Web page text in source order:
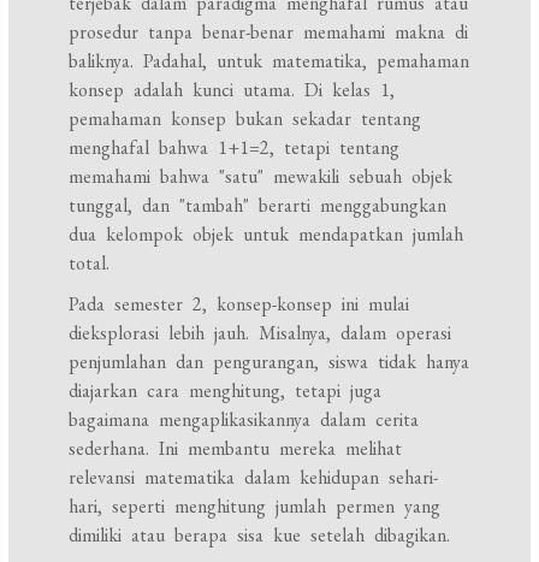
prosedur tanpa benar-benar memahami makna di
baliknya. Padahal, untuk matematika, pemahaman
konsep adalah kunci utama. Di kelas 1,
pemahaman konsep bukan sekadar tentang
menghafal bahwa 1+1=2, tetapi tentang
memahami bahwa "satu" mewakili sebuah objek
tunggal, dan "tambah" berarti menggabungkan
dua kelompok objek untuk mendapatkan jumlah
total.
Pada semester 2, konsep-konsep ini mulai
dieksplorasi lebih jauh. Misalnya, dalam operasi
penjumlahan dan pengurangan, siswa tidak hanya
diajarkan cara menghitung, tetapi juga
bagaimana mengaplikasikannya dalam cerita
sederhana. Ini membantu mereka melihat
relevansi matematika dalam kehidupan sehari-
hari, seperti menghitung jumlah permen yang
dimiliki atau berapa sisa kue setelah dibagikan.